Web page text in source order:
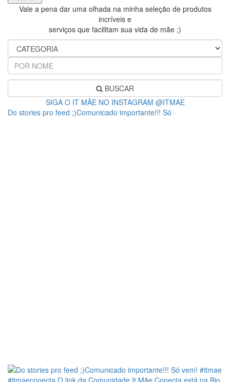
Vale a pena dar uma olhada na minha seleção de produtos
incríveis e
serviços que facilitam sua vida de mãe ;)
BUSCAR
SIGA O IT MÃE NO INSTAGRAM @ITMAE
Do stories pro feed ;)Comunicado importante!!! Só